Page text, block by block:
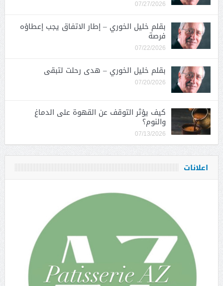
07/27/2026
بقلم خليل الخوري – إطار الاتفاق يجب إعطاؤه
فرصة
07/22/2026
بقلم خليل الخوري – هدى رحلت لتبقى
07/20/2026
كيف يؤثر التوقف عن القهوة على الدماغ
والنوم؟
07/13/2026
اعلانات